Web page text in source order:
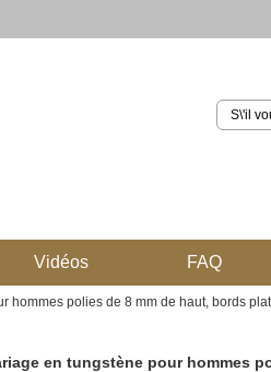
Vidéos FAQ
hommes polies de 8 mm de haut, bords
en tungstène pour hommes